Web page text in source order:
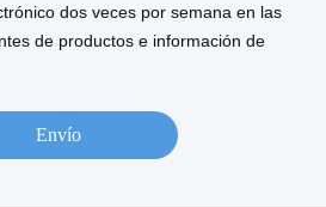
dos veces por semana en las
de productos e información de